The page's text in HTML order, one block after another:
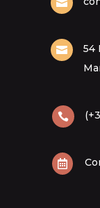


54

